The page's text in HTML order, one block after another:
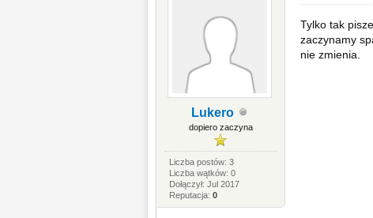
Lukero
dopiero zaczyna
Liczba postów: 3
Liczba wątków: 0
Dołączył: Jul 2017
Reputacja:0
Tylko tak
zaczynamy
nie zmienia.